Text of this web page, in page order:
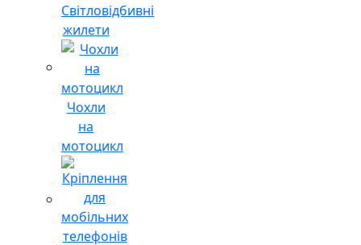
Світловідбивні
жилети
Чохли
на
мотоцикл